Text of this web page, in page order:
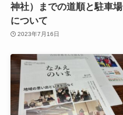
神社）までの道順と駐車場
について
2023年7月16日